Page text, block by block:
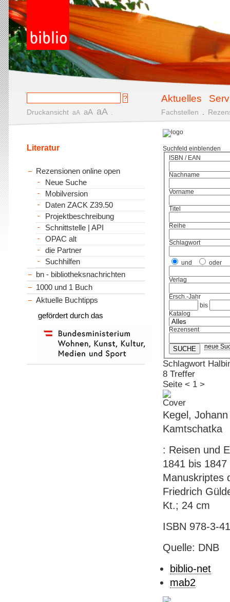
Aktuelles
Druckansicht aA aA aA Fachstellen
Suchfeld einblenden
ISBN / EAN
Nachname
Vorname
Titel
Reihe
Schlagwort
und oder
Verlag
Ersch.-Jahr
bis
Katalog
Rezensent
neue
Schlagwort
8 Treffer
Seite < 1 >
Kegel,
Kamtschatka
: Reisen und
1841 bis
Manuskriptes
Friedrich
Kt.; 24 cm
ISBN 978-3-
Quelle: DNB
biblio-net
mab2
Literatur
Rezensionen online open
Neue Suche
Mobilversion
Daten ZACK Z39.50
Projektbeschreibung
Schnittstelle | API
OPAC alt
die Partner
Suchhilfen
bn - bibliotheksnachrichten
1000 und 1 Buch
Aktuelle Buchtipps
gefördert durch das